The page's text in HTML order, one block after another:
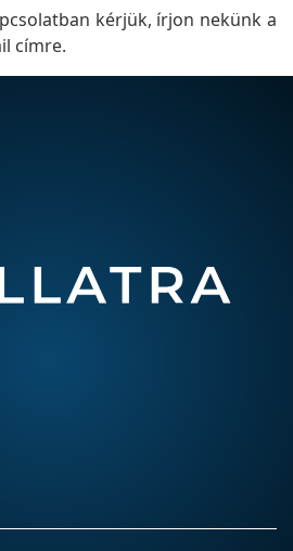
kérjük, írjon nekünk a
címre.